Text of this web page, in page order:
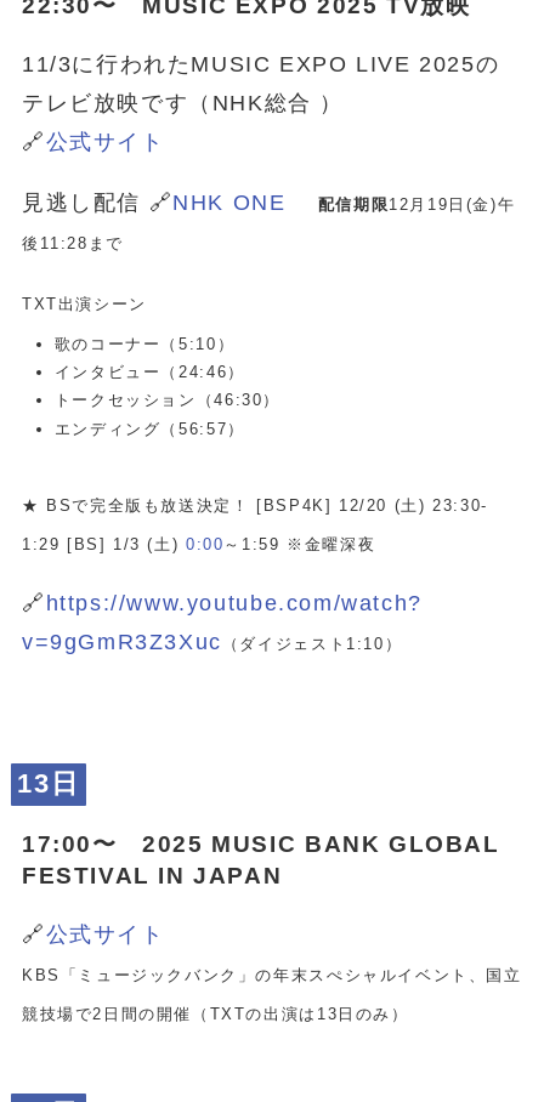
22:30〜 MUSIC EXPO 2025 TV放映
11/3に行われたMUSIC EXPO LIVE 2025の
テレビ放映です（NHK総合 ）
🔗公式サイト
見逃し配信 🔗NHK ONE 配信期限 12月19日(金)午
後11:28まで
TXT出演シーン
歌のコーナー（5:10）
インタビュー（24:46）
トークセッション（46:30）
エンディング（56:57）
★ BSで完全版も放送決定！ [BSP4K] 12/20 (土) 23:30-
1:29 [BS] 1/3 (土) 0:00 ～1:59 ※金曜深夜
🔗 https://www.youtube.com/watch?
v=9gGmR3Z3Xuc
（ダイジェスト1:10）
13日
17:00〜 2025 MUSIC BANK GLOBAL
FESTIVAL IN JAPAN
🔗公式サイト
KBS「ミュージックバンク」の年末スぺシャルイベント、国立
競技場で2日間の開催（TXTの出演は13日のみ）